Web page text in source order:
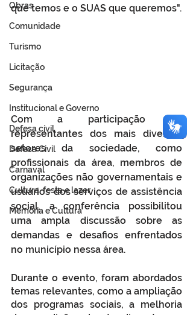
Obras
Comunidade
Turismo
Licitação
Segurança
Institucional e Governo
Defesa cívil
Defesa Civil
Carnaval
Cultura, festa e lazer
Memória e Cultura
que temos e o SUAS que queremos".
Com a participação de
representantes dos mais diversos
setores da sociedade, como
profissionais da área, membros de
organizações não governamentais e
usuários dos serviços de assistência
social, a conferência possibilitou
uma ampla discussão sobre as
demandas e desafios enfrentados
no município nessa área.
Durante o evento, foram abordados
temas relevantes, como a ampliação
dos programas sociais, a melhoria